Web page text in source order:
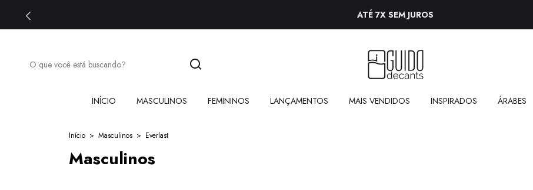
ATÉ 7X SEM JUROS
INÍCIO MASCULINOS FEMININOS LANÇAMENTOS MAIS VENDIDOS INSPIRADOS ÁRABES
Início > Masculinos > Everlast
Masculinos